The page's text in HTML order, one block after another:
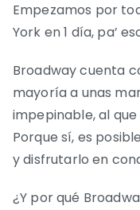
Empezamos por
York en 1 día, pa’
Broadway cuenta
mayoría a unas
impepinable, al
Porque sí, es
y disfrutarlo en
¿Y por qué